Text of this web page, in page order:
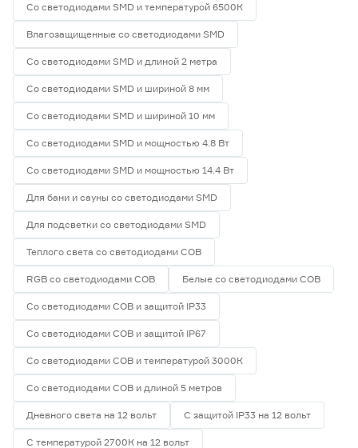
Со светодиодами SMD и температурой 6500К
Влагозащищенные со светодиодами SMD
Со светодиодами SMD и длиной 2 метра
Со светодиодами SMD и шириной 8 мм
Со светодиодами SMD и шириной 10 мм
Со светодиодами SMD и мощностью 4.8 Вт
Со светодиодами SMD и мощностью 14.4 Вт
Для бани и сауны со светодиодами SMD
Для подсветки со светодиодами SMD
Теплого света со светодиодами СОВ
RGB со светодиодами СОВ Белые со светодиодами СОВ
Со светодиодами СОВ и защитой IP33
Со светодиодами СОВ и защитой IP67
Со светодиодами СОВ и температурой 3000К
Со светодиодами СОВ и длиной 5 метров
Дневного света на 12 вольт С защитой IP33 на 12 вольт
С температурой 2700К на 12 вольт